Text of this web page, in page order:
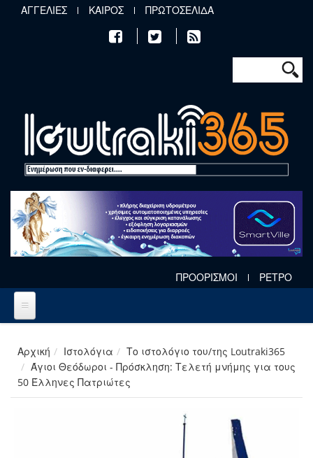
Παράκαμψη προς το κυρίως περιεχόμενο
ΑΓΓΕΛΙΕΣ ΚΑΙΡΟΣ ΠΡΩΤΟΣΕΛΙΔΑ
Φόρμα
Αναζήτηση
ΠΡΟΟΡΙΣΜΟΙ ΡΕΤΡΟ
Αρχική Ιστολόγια
Το ιστολόγιο του/της Loutraki365
Άγιοι Θεόδωροι - Πρόσκληση: Τελετή μνήμης για τους
50 Έλληνες Πατριώτες